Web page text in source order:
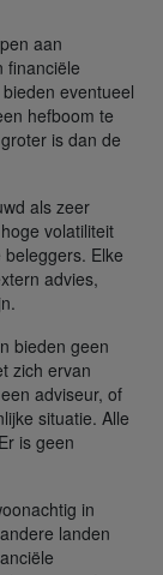
aan
financiële
eventueel
hefboom te
is dan de
als zeer
volatiliteit
Elke
advies,
bieden geen
zich ervan
adviseur, of
situatie. Alle
is geen
in
landen